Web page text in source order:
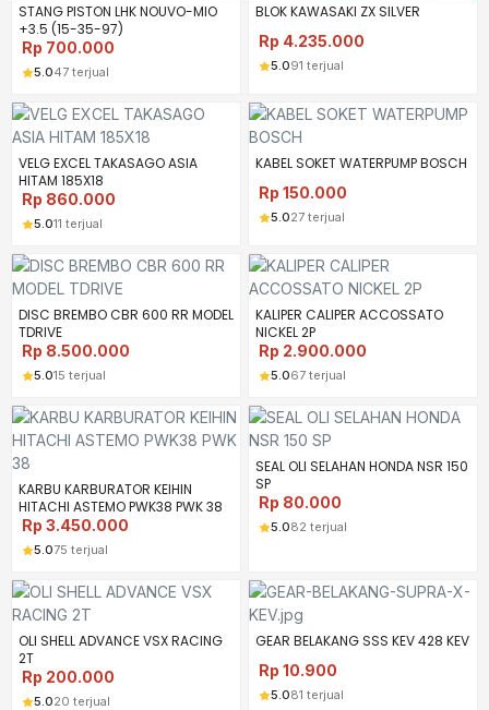
STANG PISTON LHK NOUVO-MIO
+3.5 (15-35-97)
Rp 700.000
5.047 terjual
BLOK KAWASAKI ZX SILVER
Rp 4.235.000
5.091 terjual
VELG EXCEL TAKASAGO ASIA
HITAM 185X18
Rp 860.000
5.011 terjual
KABEL SOKET WATERPUMP BOSCH
Rp 150.000
5.027 terjual
DISC BREMBO CBR 600 RR MODEL
TDRIVE
Rp 8.500.000
5.015 terjual
KALIPER CALIPER ACCOSSATO
NICKEL 2P
Rp 2.900.000
5.067 terjual
KARBU KARBURATOR KEIHIN
HITACHI ASTEMO PWK38 PWK 38
Rp 3.450.000
5.075 terjual
SEAL OLI SELAHAN HONDA NSR 150
SP
Rp 80.000
5.082 terjual
OLI SHELL ADVANCE VSX RACING
2T
Rp 200.000
5.020 terjual
GEAR BELAKANG SSS KEV 428 KEV
Rp 10.900
5.081 terjual